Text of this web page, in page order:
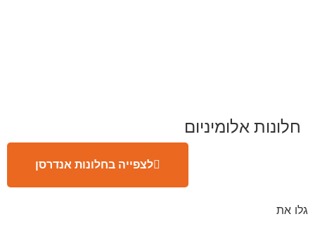
חלונות אלומיניום
לצפייה בחלונות אנדרסן
גלו את